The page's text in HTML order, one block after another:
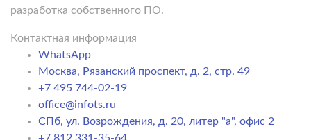
разработка собственного ПО.
Контактная информация
WhatsApp
Москва, Рязанский проспект, д. 2, стр. 49
+7 495 744-02-19
office@infots.ru
СПб, ул. Возрождения, д. 20, литер "a", офис 2